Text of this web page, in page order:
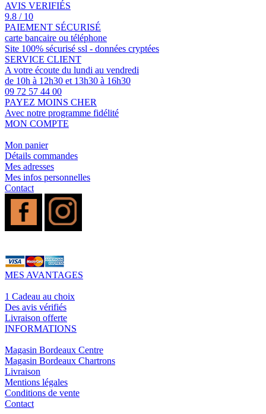
AVIS VERIFIÉS
9.8 / 10
PAIEMENT SÉCURISÉ
carte bancaire ou téléphone
Site 100% sécurisé ssl - données cryptées
SERVICE CLIENT
A votre écoute du lundi au vendredi
de 10h à 12h30 et 13h30 à 16h30
09 72 57 44 00
PAYEZ MOINS CHER
Avec notre programme fidélité
MON COMPTE
Mon panier
Détails commandes
Mes adresses
Mes infos personnelles
Contact
MES AVANTAGES
1 Cadeau au choix
Des avis vérifiés
Livraison offerte
INFORMATIONS
Magasin Bordeaux Centre
Magasin Bordeaux Chartrons
Livraison
Mentions légales
Conditions de vente
Contact